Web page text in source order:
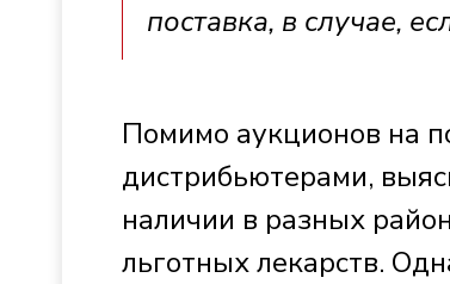
поставка, в случае,
Помимо аукционов на
дистрибьютерами,
наличии в разных
льготных лекарств.